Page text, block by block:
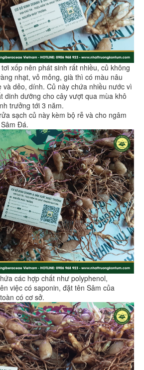
xốp nên phát sinh rất nhiều, củ không
nhạt, vỏ mỏng, già thì có màu nâu
và dẻo, dính. Củ này chứa nhiều nước vì
dinh dưỡng cho cây vượt qua mùa khô
trưởng tới 3 năm.
sạch củ này kèm bộ rễ và cho ngâm
Đá.
các hợp chất như polyphenol,
việc có saponin, đặt tên Sâm của
có cơ sở.